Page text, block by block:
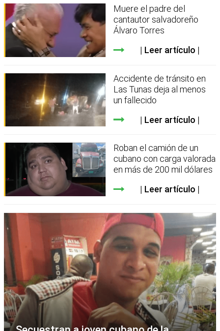
Muere el padre del
cantautor salvadoreño
Álvaro Torres
Leer artículo
Accidente de tránsito en
Las Tunas deja al menos
un fallecido
Leer artículo
Roban el camión de un
cubano con carga valorada
en más de 200 mil dólares
Leer artículo